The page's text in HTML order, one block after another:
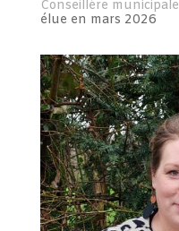
Conseillère municipale
élue en mars 2026